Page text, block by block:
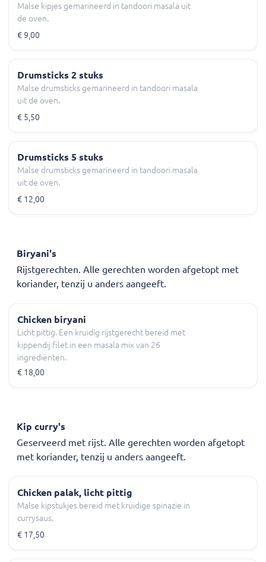
Malse kipjes gemarineerd in tandoori masala uit
de oven.
€ 9,00
Drumsticks 2 stuks
Malse drumsticks gemarineerd in tandoori masala
uit de oven.
€ 5,50
Drumsticks 5 stuks
Malse drumsticks gemarineerd in tandoori masala
uit de oven.
€ 12,00
Biryani's
Rijstgerechten. Alle gerechten worden afgetopt met
koriander, tenzij u anders aangeeft.
Chicken biryani
Licht pittig. Een kruidig rijstgerecht bereid met
kippendij filet in een masala mix van 26
ingrediënten.
€ 18,00
Kip curry's
Geserveerd met rijst. Alle gerechten worden afgetopt
met koriander, tenzij u anders aangeeft.
Chicken palak, licht pittig
Malse kipstukjes bereid met kruidige spinazie in
currysaus.
€ 17,50